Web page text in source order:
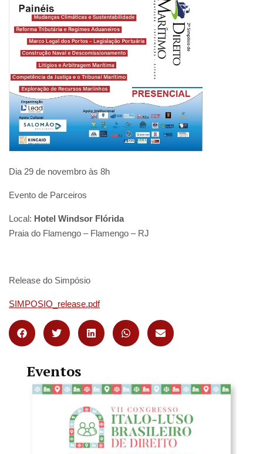
Dia 29 de novembro às 8h
Evento de Parceiros
Local: Hotel Windsor Flórida
Praia do Flamengo – Flamengo – RJ
Release do Simpósio
SIMPOSIO_release.pdf
Eventos